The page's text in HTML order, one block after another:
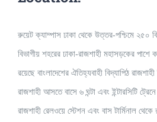
রুয়েট ক্যাম্পাস ঢাকা থেকে উত্তর-পশ্চিমে ২৫০
বিভাগীয় শহরের ঢাকা-রাজশাহী মহাসড়কের
রয়েছে বাংলাদেশের ঐতিহ্যবাহী বিদ্যাপিঠ
রাজশাহী আসতে বাসে ৬ ঘন্টা এবং ইন্টারসিটি
রাজশাহী রেলওয়ে স্টেশন এবং বাস টার্মিনাল